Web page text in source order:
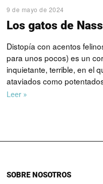
9 de mayo de 2024
Los gatos de
Distopía con acentos
para unos pocos) es un
inquietante, terrible, en el
ataviados como
Leer »
SOBRE NOSOTROS